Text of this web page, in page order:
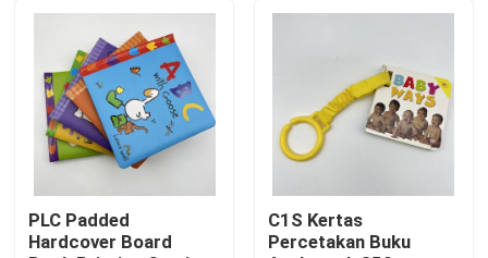
Permintaan Penawaran
Percetakan Buku Meja Kopi
Pencetakan Kartu Tarot
PLC Padded
Hardcover Board
C1S Kertas
Percetakan Buku